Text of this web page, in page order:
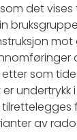
det vises
som
undertrykk
av